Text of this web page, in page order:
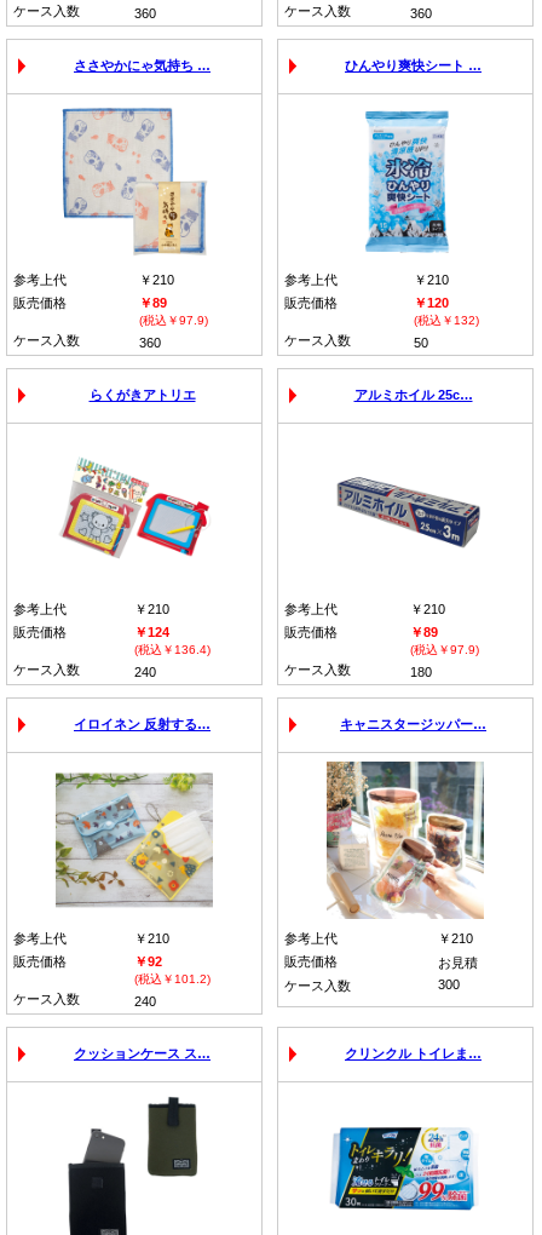
ケース入数 360 ケース入数 360
ささやかにゃ気持ち …
参考上代
￥210
販売価格
￥89
(税込￥97.9)
ケース入数 360
ひんやり爽快シート …
参考上代
￥210
販売価格
￥120
(税込￥132)
ケース入数 50
らくがきアトリエ
参考上代
￥210
販売価格
￥124
(税込￥136.4)
ケース入数 240
アルミホイル 25c…
参考上代
￥210
販売価格
￥89
(税込￥97.9)
ケース入数 180
イロイネン 反射する…
参考上代
￥210
販売価格
￥92
(税込￥101.2)
ケース入数 240
キャニスタージッパー…
参考上代
￥210
販売価格
お見積
ケース入数
300
クッションケース ス… クリンクル トイレま…